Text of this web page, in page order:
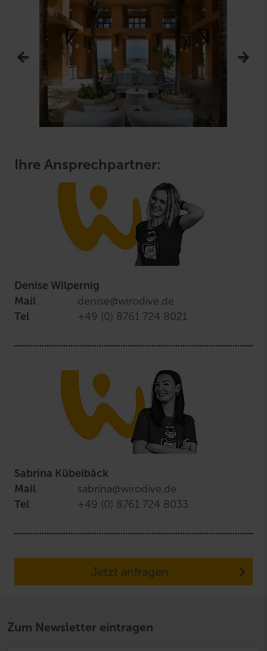
Ihre Ansprechpartner:
Denise Wilpernig
Mail
denise@wirodive.de
Tel
+49 (0) 8761 724 8021
Sabrina Kübelbäck
Mail
sabrina@wirodive.de
Tel
+49 (0) 8761 724 8033
Jetzt anfragen
Zum Newsletter eintragen